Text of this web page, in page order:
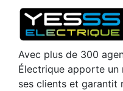
Avec plus de 300
Électrique apporte
ses clients et garantit